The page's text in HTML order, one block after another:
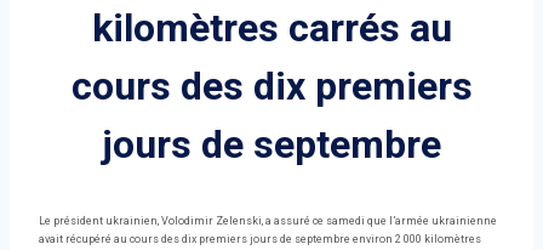
kilomètres carrés au
cours des dix premiers
jours de septembre
Le président ukrainien, Volodimir Zelenski, a assuré ce samedi que l’armée ukrainienne
avait récupéré au cours des dix premiers jours de septembre environ 2 000 kilomètres